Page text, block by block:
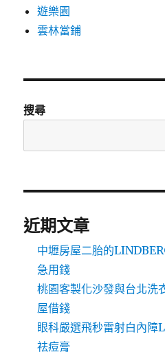
遊樂園
雲林當鋪
搜尋
近期文章
中壢房屋二胎的
急用錢
桃園客製化沙發與台北洗
屋借錢
眼科嚴選飛秒雷射白內障
祛痘膏